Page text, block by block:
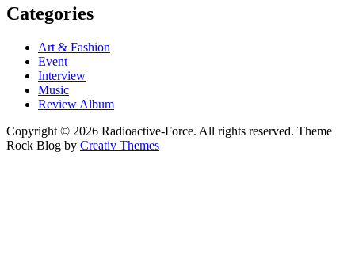
Categories
Art & Fashion
Event
Interview
Music
Review Album
Copyright © 2026 Radioactive-Force. All rights reserved. Theme
Rock Blog by Creativ Themes